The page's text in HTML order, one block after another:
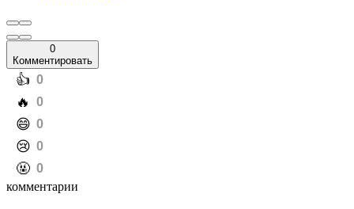
0
Комментировать
️👍 0
️🔥 0
️😄 0
️😢 0
️🤬 0
комментарии